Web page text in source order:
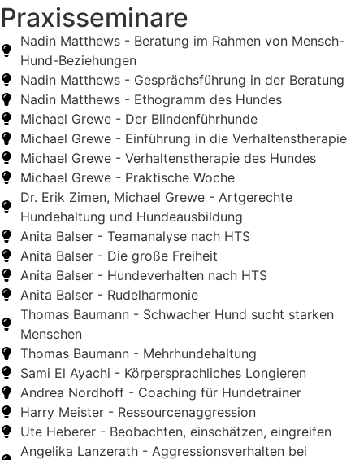
Praxisseminare
Nadin Matthews - Beratung im Rahmen von Mensch-
Hund-Beziehungen
Nadin Matthews - Gesprächsführung in der Beratung
Nadin Matthews - Ethogramm des Hundes
Michael Grewe - Der Blindenführhunde
Michael Grewe - Einführung in die Verhaltenstherapie
Michael Grewe - Verhaltenstherapie des Hundes
Michael Grewe - Praktische Woche
Dr. Erik Zimen, Michael Grewe - Artgerechte
Hundehaltung und Hundeausbildung
Anita Balser - Teamanalyse nach HTS
Anita Balser - Die große Freiheit
Anita Balser - Hundeverhalten nach HTS
Anita Balser - Rudelharmonie
Thomas Baumann - Schwacher Hund sucht starken
Menschen
Thomas Baumann - Mehrhundehaltung
Sami El Ayachi - Körpersprachliches Longieren
Andrea Nordhoff - Coaching für Hundetrainer
Harry Meister - Ressourcenaggression
Ute Heberer - Beobachten, einschätzen, eingreifen
Angelika Lanzerath - Aggressionsverhalten bei